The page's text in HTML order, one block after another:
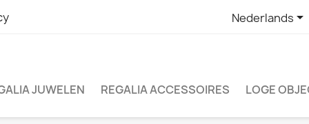
Nederlands
JUWELEN REGALIA ACCESSOIRES LOGE